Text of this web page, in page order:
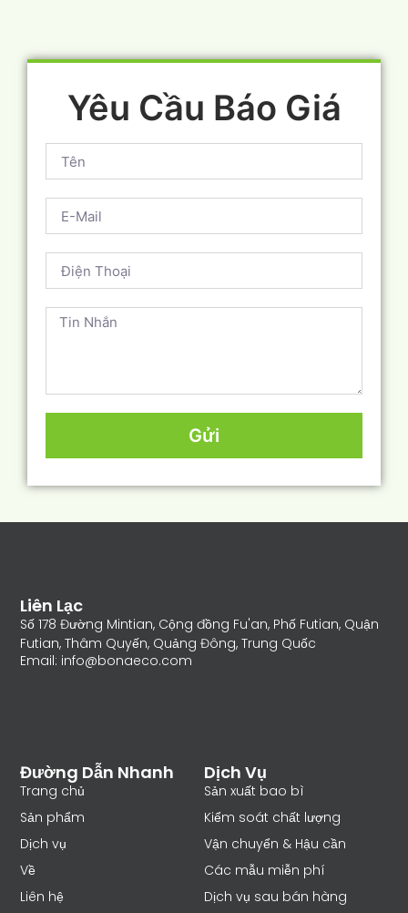
Yêu Cầu Báo Giá
Gửi
Dịch Vụ
Sản xuất bao bì
Kiểm soát chất lượng
Vận chuyển & Hậu cần
Các mẫu miễn phí
Dịch vụ sau bán hàng
Đường Dẫn Nhanh
Trang chủ
Sản phẩm
Dịch vụ
Về
Liên hệ
Liên Lạc
Số 178 Đường Mintian, Cộng đồng Fu'an, Phố Futian, Quận
Futian, Thâm Quyến, Quảng Đông, Trung Quốc
Email: info@bonaeco.com